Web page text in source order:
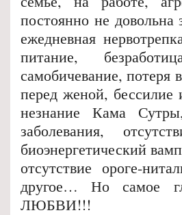
постоянно не
ежедневная
питание,
самобичевание, потеря
перед женой, бессилие
незнание Кама
заболевания,
биоэнергетический
отсутствие ороге-
другое… Но самое
ЛЮБВИ!!!